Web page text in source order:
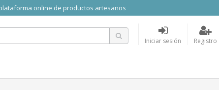
online de productos artesanos
Iniciar sesión Registro